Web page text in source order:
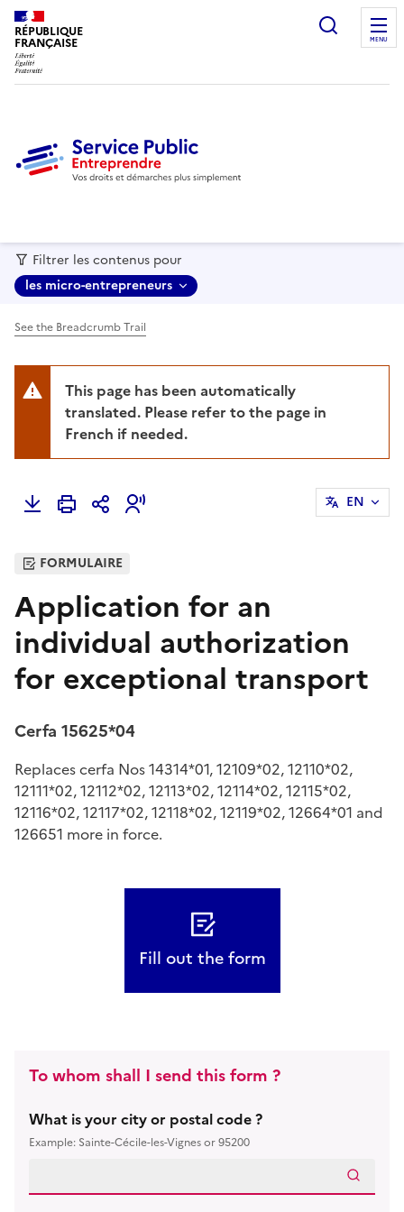
RÉPUBLIQUE
FRANÇAISE MENU
Filtrer les contenus pour
les micro-entrepreneurs
See the Breadcrumb Trail
This page has been automatically
translated. Please refer to the page in
French if needed.
EN
FORMULAIRE
Application for an
individual authorization
for exceptional transport
Cerfa 15625*04
Replaces cerfa Nos 14314*01, 12109*02, 12110*02,
12111*02, 12112*02, 12113*02, 12114*02, 12115*02,
12116*02, 12117*02, 12118*02, 12119*02, 12664*01 and
126651 more in force.
Fill out the form
To whom shall I send this form ?
What is your city or postal code ?
Example: Sainte-Cécile-les-Vignes or 95200